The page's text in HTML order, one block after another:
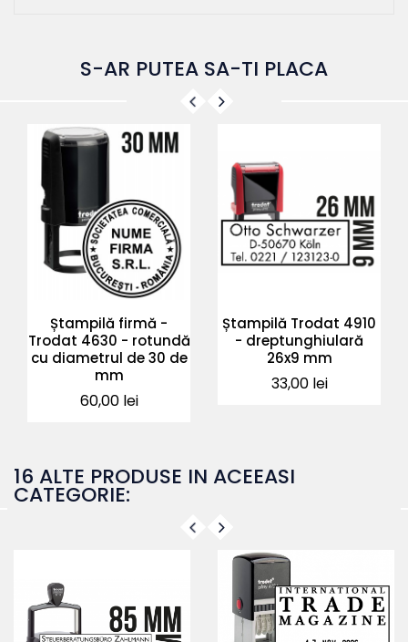
S-AR PUTEA SA-TI PLACA
Ștampilă firmă -
Trodat 4630 - rotundă
cu diametrul de 30 de
mm
Pret
60,00 lei
Ștampilă Trodat 4910
- dreptunghiulară
26x9 mm
Pret
33,00 lei
16 ALTE PRODUSE IN ACEEASI
CATEGORIE: